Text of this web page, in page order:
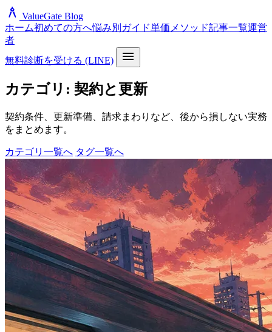
architecture ValueGate Blog
ホーム初めての方へ悩み別ガイド単価メソッド記事一覧運営
者
無料診断を受ける (LINE)
menu
カテゴリ: 契約と更新
契約条件、更新準備、請求まわりなど、後から損しない実務
をまとめます。
カテゴリ一覧へ タグ一覧へ